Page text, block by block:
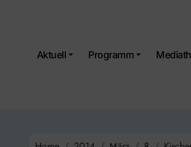
Aktuell Programm